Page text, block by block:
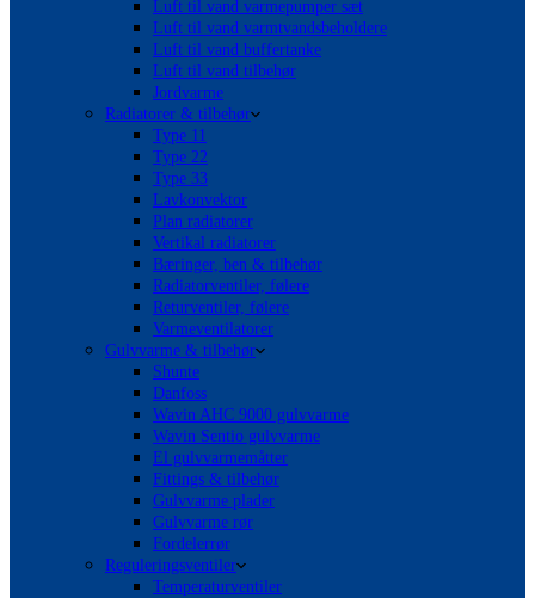
Luft til vand varmepumper sæt
Luft til vand varmtvandsbeholdere
Luft til vand buffertanke
Luft til vand tilbehør
Jordvarme
Radiatorer & tilbehør
Type 11
Type 22
Type 33
Lavkonvektor
Plan radiatorer
Vertikal radiatorer
Bæringer, ben & tilbehør
Radiatorventiler, følere
Returventiler, følere
Varmeventilatorer
Gulvvarme & tilbehør
Shunte
Danfoss
Wavin AHC 9000 gulvvarme
Wavin Sentio gulvvarme
El gulvvarmemåtter
Fittings & tilbehør
Gulvvarme plader
Gulvvarme rør
Fordelerrør
Reguleringsventiler
Temperaturventiler